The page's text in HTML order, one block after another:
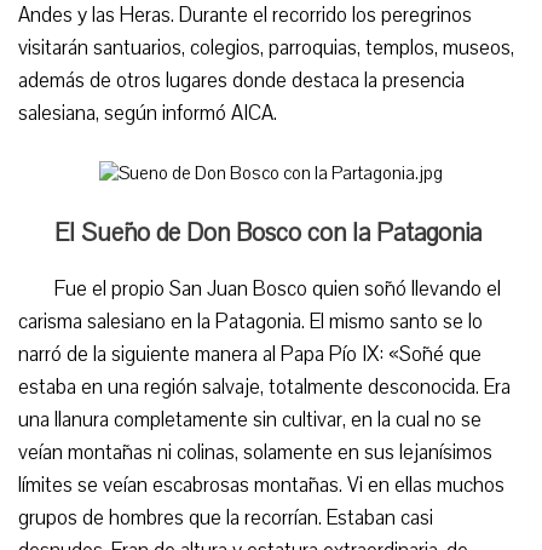
Andes y las Heras. Durante el recorrido los peregrinos
visitarán santuarios, colegios, parroquias, templos, museos,
además de otros lugares donde destaca la presencia
salesiana, según informó AICA.
El Sueño de Don Bosco con la Patagonia
Fue el propio San Juan Bosco quien soñó llevando el
carisma salesiano en la Patagonia. El mismo santo se lo
narró de la siguiente manera al Papa Pío IX: «Soñé que
estaba en una región salvaje, totalmente desconocida. Era
una llanura completamente sin cultivar, en la cual no se
veían montañas ni colinas, solamente en sus lejanísimos
límites se veían escabrosas montañas. Vi en ellas muchos
grupos de hombres que la recorrían. Estaban casi